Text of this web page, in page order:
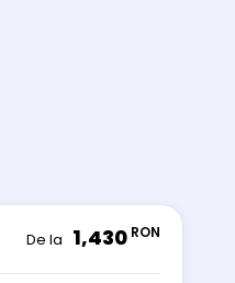
De la 1,430 RON